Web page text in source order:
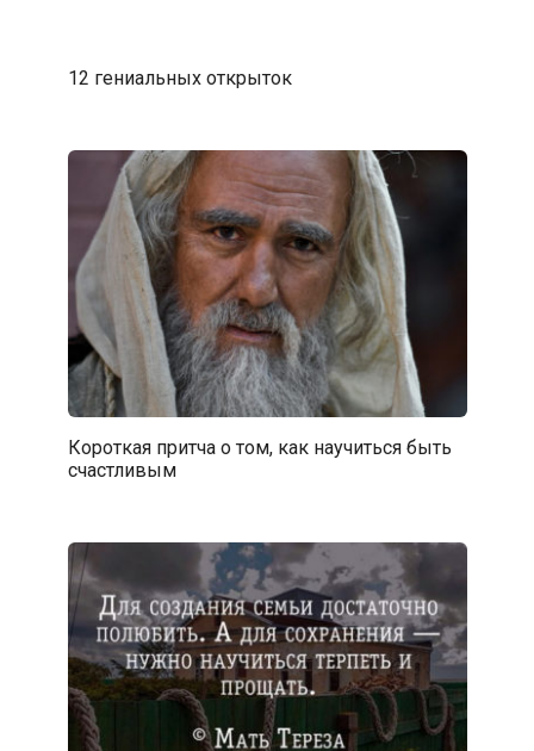
12 гениальных открыток
Короткая притча о том, как научиться быть
счастливым